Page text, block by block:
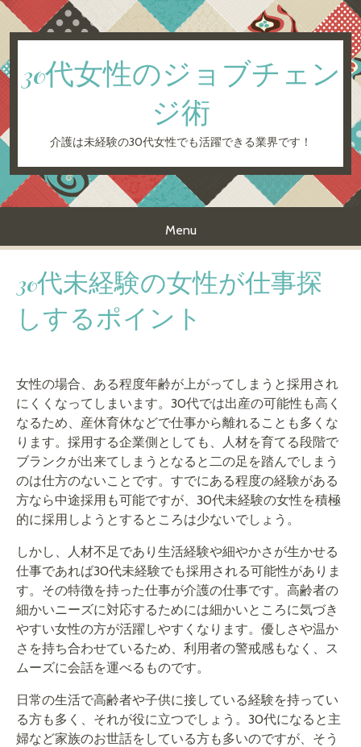
30代女性のジョブチェン
ジ術
介護は未経験の30代女性でも活躍できる業界です！
Menu
Skip to content
30代未経験の女性が仕事探
しするポイント
女性の場合、ある程度年齢が上がってしまうと採用され
にくくなってしまいます。30代では出産の可能性も高く
なるため、産休育休などで仕事から離れることも多くな
ります。採用する企業側としても、人材を育てる段階で
ブランクが出来てしまうとなると二の足を踏んでしまう
のは仕方のないことです。すでにある程度の経験がある
方なら中途採用も可能ですが、30代未経験の女性を積極
的に採用しようとするところは少ないでしょう。
しかし、人材不足であり生活経験や細やかさが生かせる
仕事であれば30代未経験でも採用される可能性がありま
す。その特徴を持った仕事が介護の仕事です。高齢者の
細かいニーズに対応するためには細かいところに気づき
やすい女性の方が活躍しやすくなります。優しさや温か
さを持ち合わせているため、利用者の警戒感もなく、ス
ムーズに会話を運べるものです。
日常の生活で高齢者や子供に接している経験を持ってい
る方も多く、それが役に立つでしょう。30代になると主
婦など家族のお世話をしている方も多いのですが、そう